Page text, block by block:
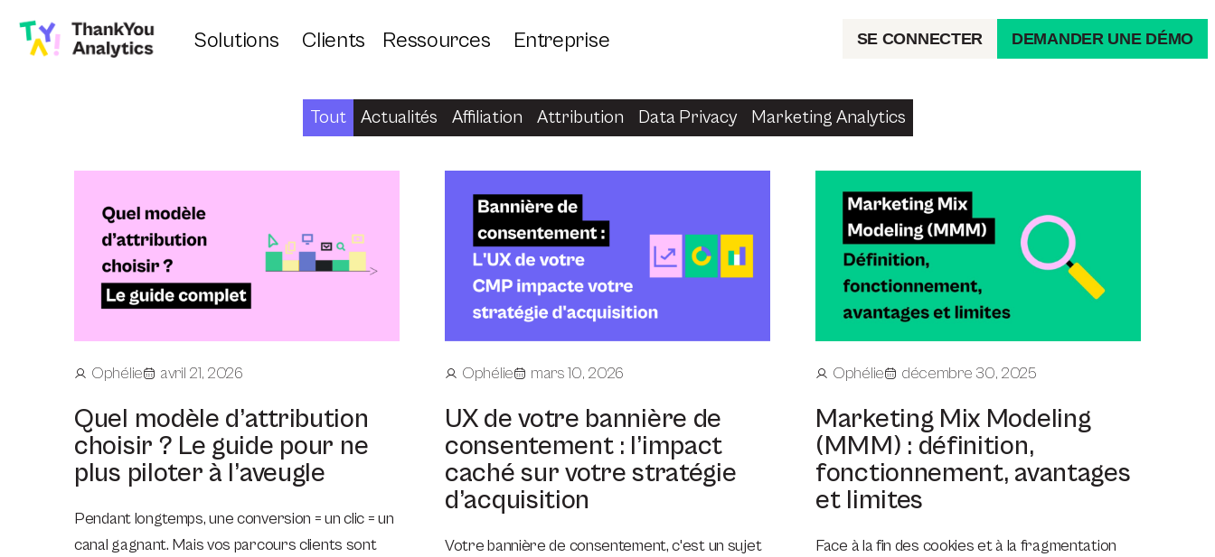
Solutions Clients Ressources Entreprise SE CONNECTER DEMANDER UNE DÉMO
Actualités Affiliation Attribution Data Privacy Marketing Analytics
Tout
Ophélie avril 21, 2026
Quel modèle d’attribution
choisir ? Le guide pour ne
plus piloter à l’aveugle
Pendant longtemps, une conversion = un clic = un
canal gagnant. Mais vos parcours clients sont
Ophélie mars 10, 2026
UX de votre bannière de
consentement : l’impact
caché sur votre stratégie
d’acquisition
Votre bannière de consentement, c'est un sujet
Ophélie décembre 30, 2025
Marketing Mix Modeling
(MMM) : définition,
fonctionnement, avantages
et limites
Face à la fin des cookies et à la fragmentation